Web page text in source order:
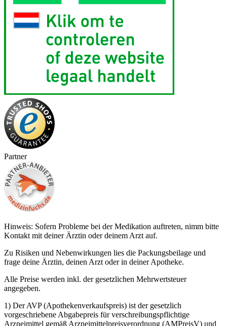
Partner
Hinweis: Sofern Probleme bei der Medikation auftreten, nimm bitte
Kontakt mit deiner Ärztin oder deinem Arzt auf.
Zu Risiken und Nebenwirkungen lies die Packungsbeilage und
frage deine Ärztin, deinen Arzt oder in deiner Apotheke.
Alle Preise werden inkl. der gesetzlichen Mehrwertsteuer
angegeben.
1) Der AVP (Apothekenverkaufspreis) ist der gesetzlich
vorgeschriebene Abgabepreis für verschreibungspflichtige
Arzneimittel gemäß Arzneimittelpreisverordnung (AMPreisV) und